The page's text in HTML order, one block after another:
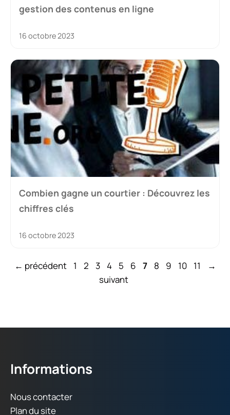
gestion des contenus en ligne
16 octobre 2023
Combien gagne un courtier : Découvrez les
chiffres clés
16 octobre 2023
← précédent Page
1 Page
2 Page
3 Page
4 Page
5 Page
6 Page
7 Page
8 Page
9 Page
10 Page
11
→
suivant
Informations
Nous contacter
Plan du site